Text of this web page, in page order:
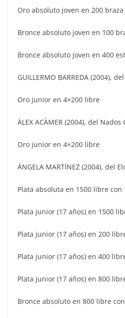
Oro absoluto joven en 200 braza
Bronce absoluto joven en 100
Bronce absoluto joven en 400
GUILLERMO BARREDA (2004),
Oro junior en 4×200 libre
ÀLEX ACÀMER (2004), del Nados
Oro junior en 4×200 libre
ÁNGELA MARTÍNEZ (2004), del
Plata absoluta en 1500 libre con
Plata junior (17 años) en 1500
Plata junior (17 años) en 200
Plata junior (17 años) en 400
Plata junior (17 años) en 800
Bronce absoluto en 800 libre